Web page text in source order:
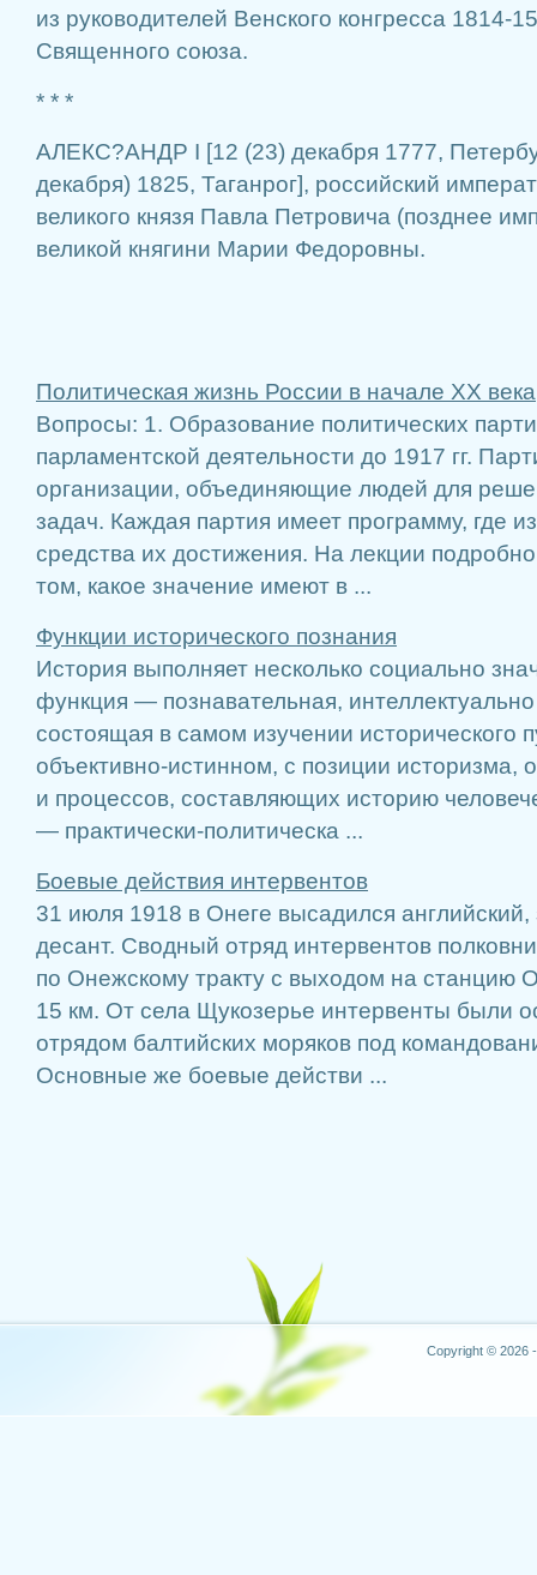
из руководителей Венского конгресса 1814-
Священного союза.
* * *
АЛЕКС?АНДР I [12 (23) декабря 1777,
декабря) 1825, Таганрог], российский
великого князя Павла Петровича (позднее
великой княгини Марии Федоровны.
Политическая жизнь России в начале ХХ века
Вопросы: 1. Образование политических
парламентской деятельности до 1917 гг.
организации, объединяющие людей для
задач. Каждая партия имеет программу, где
средства их достижения. На лекции
том, какое значение имеют в ...
Функции исторического познания
История выполняет несколько социально
функция — познавательная,
состоящая в самом изучении исторического
объективно-истинном, с позиции историзма,
и процессов, составляющих историю
— практически-политическа ...
Боевые действия интервентов
31 июля 1918 в Онеге высадился
десант. Сводный отряд интервентов
по Онежскому тракту с выходом на станцию
15 км. От села Щукозерье интервенты были
отрядом балтийских моряков под
Основные же боевые действи ...
Copyright © 2026